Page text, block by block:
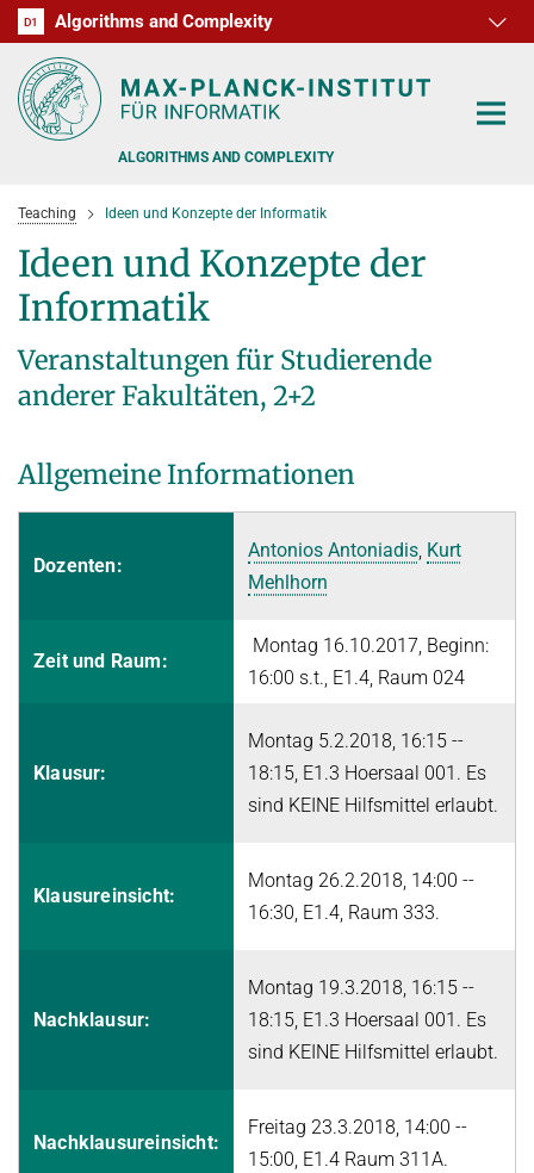
D1 Algorithms and Complexity
D2
D3
D4
D5
D6
RG1
RG2
RG3
ALGORITHMS AND COMPLEXITY
PEOPLE
ALGORITHMIC GAME THEORY
FINE-GRAINED COMPLEXITY AND ALGORITHM DESIGN
OPTIMIZATION
ROBUST LEARNING
STRING ALGORITHMS AND DATA COMPRESSION
OFFERS
JOINT ALGORITHMS RESEARCH FELLOWSHIPS WITH RESEARCH
Discrete Optimization
Randomized and Approximation Algorithms
Mechanism Design Without Money
SUMMER 2024
Fine-Grained Complexity Theory
Discrete Optimization
ALGORITHMS WITH PREDICTIONS
VIRTUAL THEORY SEMINAR
THE YEAR BEFORE LAST
26TH MAX PLANCK ADVANCED COURSE ON THE FOUNDATIONS
Travel Information
English
Teaching Ideen und Konzepte der Informatik
Ideen und Konzepte der
Informatik
Veranstaltungen für Studierende
anderer Fakultäten, 2+2
Allgemeine Informationen
Dozenten:
Antonios Antoniadis, Kurt
Mehlhorn
Zeit und Raum:
Montag 16.10.2017, Beginn:
16:00 s.t., E1.4, Raum 024
Klausur:
Montag 5.2.2018, 16:15 --
18:15, E1.3 Hoersaal 001. Es
sind KEINE Hilfsmittel erlaubt.
Klausureinsicht:
Montag 26.2.2018, 14:00 --
16:30, E1.4, Raum 333.
Nachklausur:
Montag 19.3.2018, 16:15 --
18:15, E1.3 Hoersaal 001. Es
sind KEINE Hilfsmittel erlaubt.
Nachklausureinsicht:
Freitag 23.3.2018, 14:00 --
15:00, E1.4 Raum 311A.